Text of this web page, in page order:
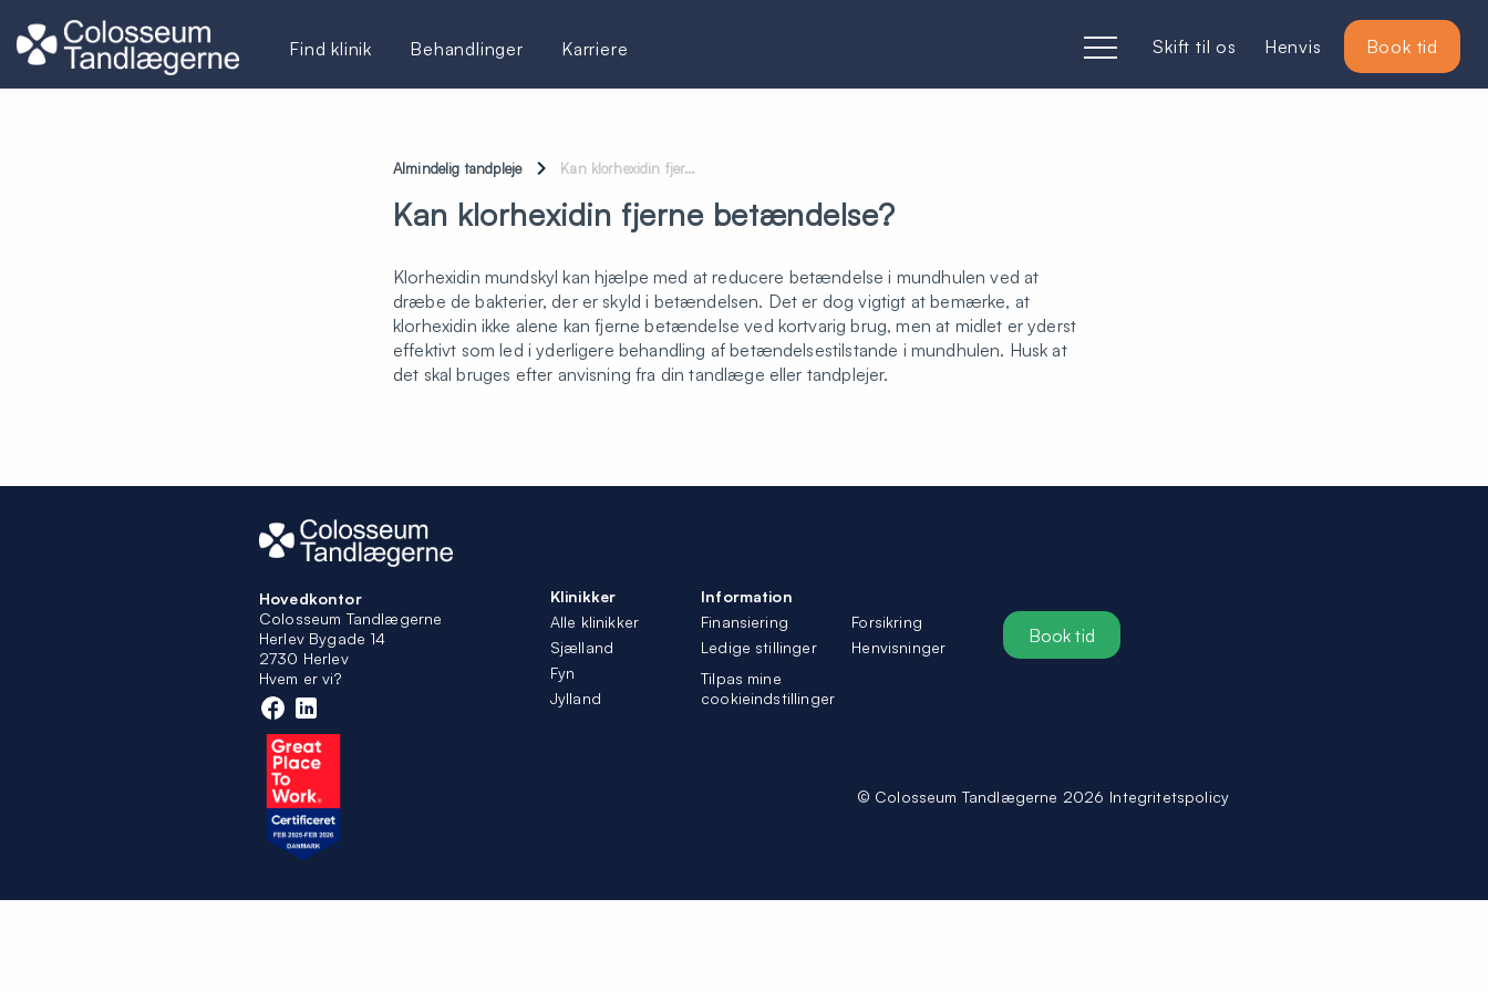
Almindelig tandpleje Kan klorhexidin fjer…
Kan klorhexidin fjerne betændelse?
Klorhexidin mundskyl kan hjælpe med at reducere betændelse i mundhulen ved at
dræbe de bakterier, der er skyld i betændelsen. Det er dog vigtigt at bemærke, at
klorhexidin ikke alene kan fjerne betændelse ved kortvarig brug, men at midlet er yderst
effektivt som led i yderligere behandling af betændelsestilstande i mundhulen. Husk at
det skal bruges efter anvisning fra din tandlæge eller tandplejer.
Hovedkontor
Colosseum Tandlægerne
Herlev Bygade 14
2730 Herlev
Hvem er vi?
Klinikker
Alle klinikker
Sjælland
Fyn
Jylland
Information
Finansiering
Forsikring
Ledige stillinger
Henvisninger
Tilpas mine
cookieindstillinger
Book tid
© Colosseum Tandlægerne 2026 Integritetspolicy
Find klinik Behandlinger Karriere Skift til os Henvis Book tid